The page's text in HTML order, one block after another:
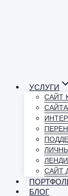
УСЛУГИ
САЙТ
САЙТ
БЛОГ